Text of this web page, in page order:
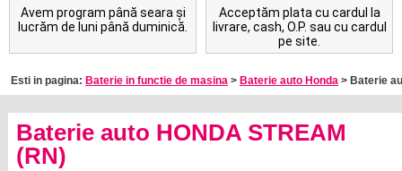
Avem program până seara și
lucrăm de luni până duminică.
Acceptăm plata cu cardul la
livrare, cash, O.P. sau cu cardul
pe site.
Esti in pagina: Baterie in functie de masina > Baterie auto Honda > Baterie
Baterie auto HONDA STREAM
(RN)